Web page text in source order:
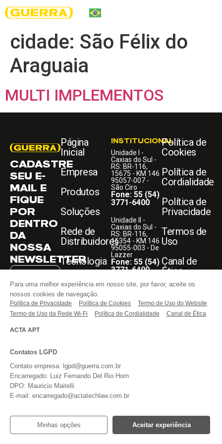
cidade: São Félix do
Araguaia
MULTI IMPLEMENTOS
CADASTRE
SEU E-
MAIL E
FIQUE
POR
DENTRO
DA
NOSSA
NEWSLETTER
Li e aceito o
aviso acima,
website da
Implementos.
ASSINAR
Página
Inicial
Empresa
Produtos
Soluções
Rede de
Distribuidores
Tecnologia
Blog
Faça Parte
Entre em
INSTITUCIONAL
Unidade I -
Caxias do Sul -
RS: BR-116,
15675 - KM 146
95057-007 -
São Ciro
Fone: 55 (54)
3771-6400
Unidade II -
Caxias do Sul -
RS: BR-116,
15354 - KM 146
95055-003 - De
Lazzer
Fone: 55 (54)
3771-6400
Unidade -
Rodovia
Anhanguera,
KM 108,05
Política de
Cookies
Política de
Cordialidade
Política de
Privacidade
Termos de
Uso
Canal de
Ética
Guerra
Todos os direitos
Para uma melhor experiência em nosso site, por favor, aceite os
nossos cookies de navegação.
Política de Privacidade Política de Cookies
Termo de Uso do Website
Termo de Uso da Rede Wi-Fi
Política de Cordialidade Canal de Ética
ACTA APT
Contatos LGPD
Contato empresa: lgpd@guerra.com.br
Encarregado: Luiz Fernando Del Rio Horn
DPO: Mauricio Maitelli
E-mail: encarregado@actatechlaw.com.br
Minhas opções Aceitar experiência